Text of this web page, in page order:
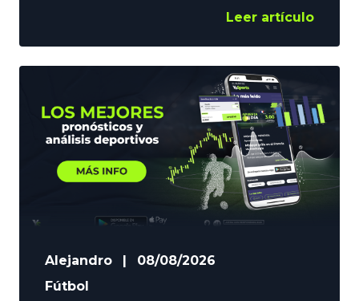
deportivas se refiere. ¿Por qué las
campeón de Liga y Copa? Si nos
fijamos, la respuesta cae por su propio
peso. Hay varios parámetros que
influyen. Desde el formato de ambas
competiciones, hasta la motivación
Leer artículo
Alejandro |
08/08/2026
Fútbol